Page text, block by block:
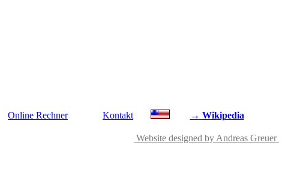
Online Rechner Kontakt → Wikipedia
Website designed by Andreas Greuer